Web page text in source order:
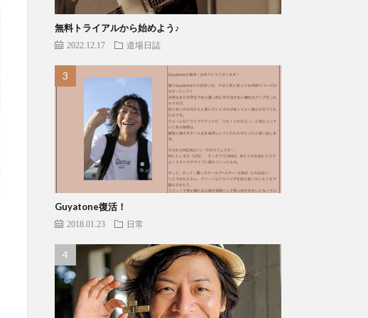
無料トライアルから始めよう♪
2022.12.17 道場日誌
Guyatone復活！
2018.01.23 日常